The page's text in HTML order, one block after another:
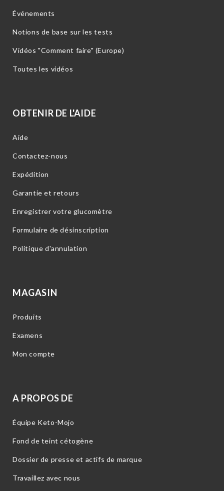
Événements
Notions de base sur les tests
Vidéos "Comment faire" (Europe)
Toutes les vidéos
OBTENIR DE L'AIDE
Aide
Contactez-nous
Expédition
Garantie et retours
Enregistrer votre glucomètre
Formulaire de désinscription
Politique d'annulation
MAGASIN
Produits
Examens
Mon compte
A PROPOS DE
Équipe Keto-Mojo
Fond de teint cétogène
Dossier de presse et actifs de marque
Travaillez avec nous